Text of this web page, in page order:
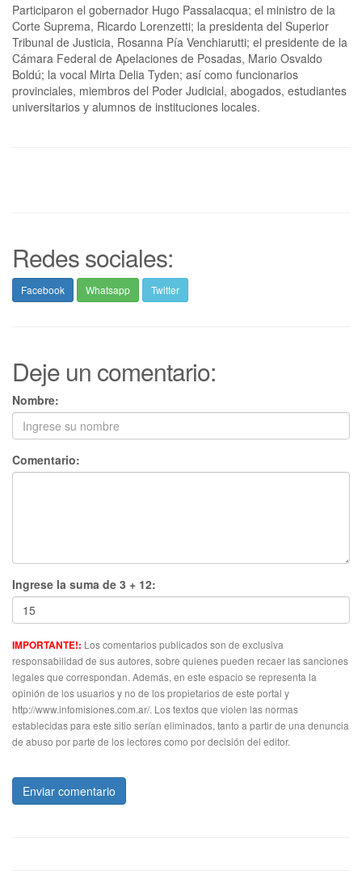
Participaron el gobernador Hugo Passalacqua; el ministro de la
Corte Suprema, Ricardo Lorenzetti; la presidenta del Superior
Tribunal de Justicia, Rosanna Pía Venchiarutti; el presidente de la
Cámara Federal de Apelaciones de Posadas, Mario Osvaldo
Boldú; la vocal Mirta Delia Tyden; así como funcionarios
provinciales, miembros del Poder Judicial, abogados, estudiantes
universitarios y alumnos de instituciones locales.
Redes sociales:
Facebook Whatsapp Twitter
Deje un comentario:
Nombre:
Comentario:
Ingrese la suma de 3 + 12:
IMPORTANTE!: Los comentarios publicados son de exclusiva
responsabilidad de sus autores, sobre quienes pueden recaer las sanciones
legales que correspondan. Además, en este espacio se representa la
opinión de los usuarios y no de los propietarios de este portal y
http://www.infomisiones.com.ar/. Los textos que violen las normas
establecidas para este sitio serían eliminados, tanto a partir de una denuncia
de abuso por parte de los lectores como por decisión del editor.
Enviar comentario